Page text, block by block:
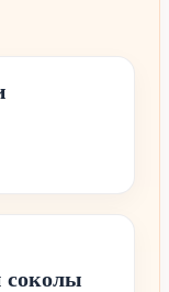
соколы